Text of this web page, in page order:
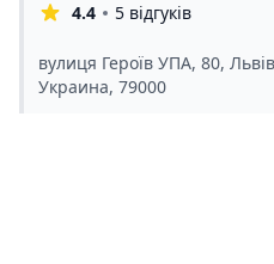
4.4 5 відгуків
вулиця Героїв УПА, 80,
Украина, 79000